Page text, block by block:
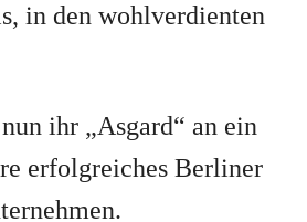
in den wohlverdienten
ihr „Asgard“ an ein
erfolgreiches Berliner